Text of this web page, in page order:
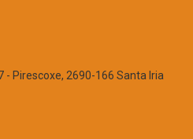
- Pirescoxe, 2690-166 Santa Iria